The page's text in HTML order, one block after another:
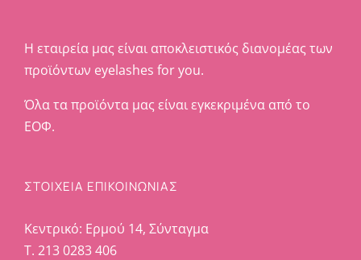
Η εταιρεία μας είναι αποκλειστικός διανομέας των
προϊόντων eyelashes for you.
Όλα τα προϊόντα μας είναι εγκεκριμένα από το
ΕΟΦ.
ΣΤΟΙΧΕΊΑ ΕΠΙΚΟΙΝΩΝΊΑΣ
Κεντρικό: Ερμού 14, Σύνταγμα
Τ. 213 0283 406